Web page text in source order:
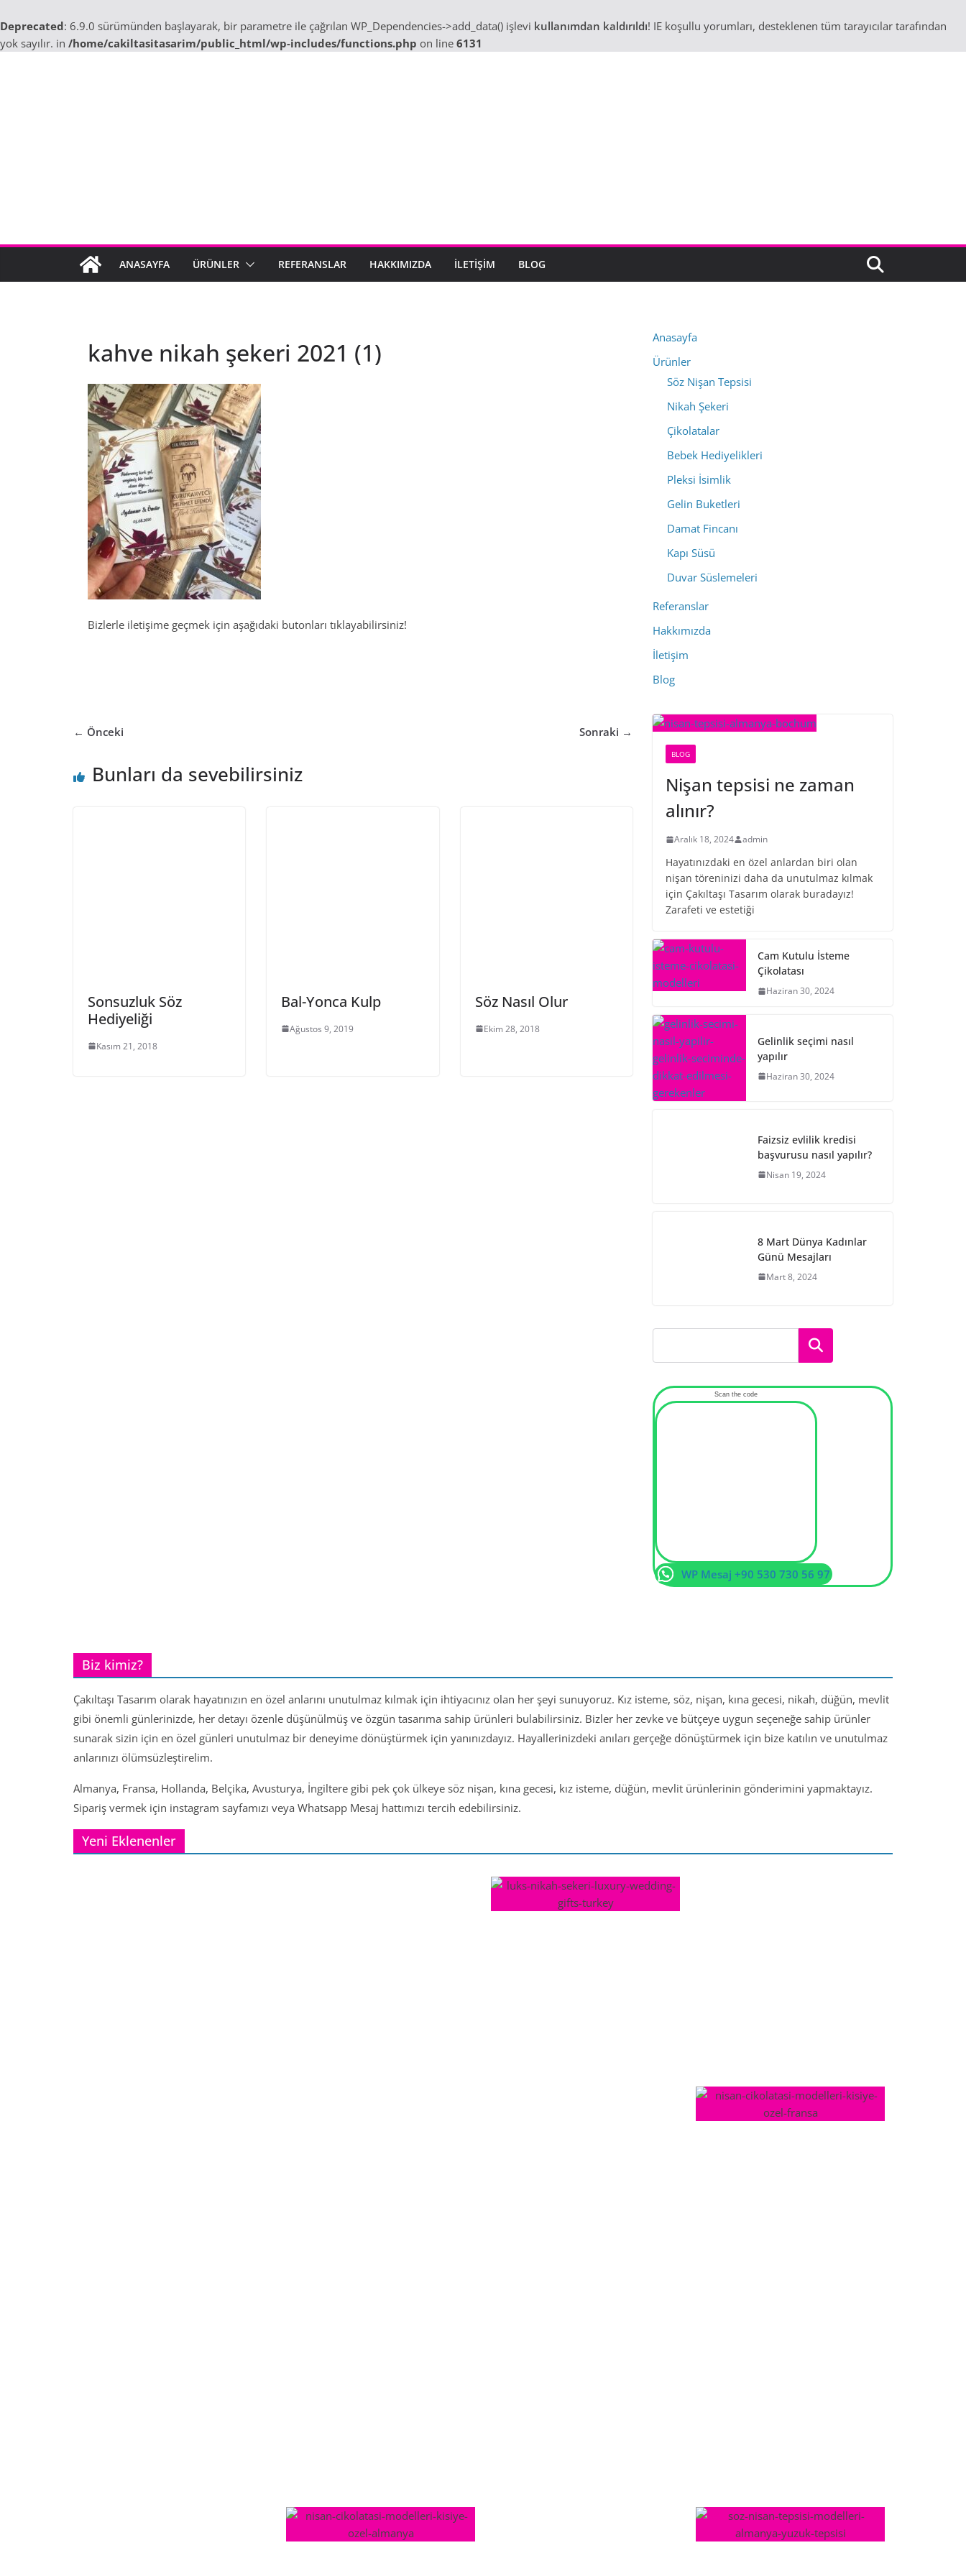
Deprecated: 6.9.0 sürümünden başlayarak, bir parametre ile çağrılan WP_Dependencies->add_data() işlevi kullanımdan kaldırıldı! IE koşullu yorumları, desteklenen tüm tarayıcılar tarafından
yok sayılır. in /home/cakiltasitasarim/public_html/wp-includes/functions.php on line 6131
ANASAYFA ÜRÜNLER REFERANSLAR HAKKIMIZDA İLETIŞIM BLOG
kahve nikah şekeri 2021 (1)
Bizlerle iletişime geçmek için aşağıdaki butonları tıklayabilirsiniz!
← Önceki Sonraki →
Bunları da sevebilirsiniz
Sonsuzluk Söz
Hediyeliği
Kasım 21, 2018
Bal-Yonca Kulp
Ağustos 9, 2019
Söz Nasıl Olur
Ekim 28, 2018
Anasayfa
Ürünler
Söz Nişan Tepsisi
Nikah Şekeri
Çikolatalar
Bebek Hediyelikleri
Pleksi İsimlik
Gelin Buketleri
Damat Fincanı
Kapı Süsü
Duvar Süslemeleri
Referanslar
Hakkımızda
İletişim
Blog
BLOG
Nişan tepsisi ne zaman
alınır?
Aralık 18, 2024 admin
Hayatınızdaki en özel anlardan biri olan
nişan töreninizi daha da unutulmaz kılmak
için Çakıltaşı Tasarım olarak buradayız!
Zarafeti ve estetiği
Cam Kutulu İsteme
Çikolatası
Haziran 30, 2024
Gelinlik seçimi nasıl
yapılır
Haziran 30, 2024
Faizsiz evlilik kredisi
başvurusu nasıl yapılır?
Nisan 19, 2024
8 Mart Dünya Kadınlar
Günü Mesajları
Mart 8, 2024
Ara
Scan the code
WP Mesaj +90 530 730 56 97
Biz kimiz?
Çakıltaşı Tasarım olarak hayatınızın en özel anlarını unutulmaz kılmak için ihtiyacınız olan her şeyi sunuyoruz. Kız isteme, söz, nişan, kına gecesi, nikah, düğün, mevlit
gibi önemli günlerinizde, her detayı özenle düşünülmüş ve özgün tasarıma sahip ürünleri bulabilirsiniz. Bizler her zevke ve bütçeye uygun seçeneğe sahip ürünler
sunarak sizin için en özel günleri unutulmaz bir deneyime dönüştürmek için yanınızdayız. Hayallerinizdeki anıları gerçeğe dönüştürmek için bize katılın ve unutulmaz
anlarınızı ölümsüzleştirelim.
Almanya, Fransa, Hollanda, Belçika, Avusturya, İngiltere gibi pek çok ülkeye söz nişan, kına gecesi, kız isteme, düğün, mevlit ürünlerinin gönderimini yapmaktayız.
Sipariş vermek için instagram sayfamızı veya Whatsapp Mesaj hattımızı tercih edebilirsiniz.
Yeni Eklenenler